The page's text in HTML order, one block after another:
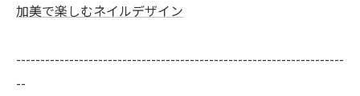
加美で楽しむネイルデザイン
--------------------------------------------------------------------
--